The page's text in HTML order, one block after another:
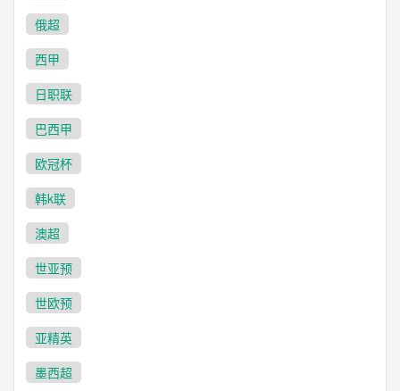
俄超
西甲
日职联
巴西甲
欧冠杯
韩k联
澳超
世亚预
世欧预
亚精英
墨西超